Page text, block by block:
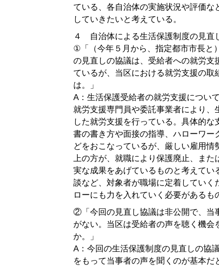
ている、各自治体の実施状況や評価な
していきたいと考えている。
４ 自治体による生活保護制度の見直
①「（今年５月から、指定都市市長と
の見直しの協議は、受給者への就労支
ているが、当区における就労支援の取
は。」
A：生活保護受給者の就労支援につい
就労支援専門員や委託事業者により、
した就労支援を行っている。具体的な
書の書き方や面接の指導、ハローワー
どをおこなっているが、厳しい雇用情
上の方が、就職により保護廃止、また
実な成果をあげているものと考えてい
談など、対象者が職場に定着していく
ローにも力を入れていく必要があるも
②「今回の見直し協議は非公開で、当
がない。当区は受給者の声を聴く機会
か。」
A：今回の生活保護制度の見直しの協
をもって当事者の声を聞くのが基本だ